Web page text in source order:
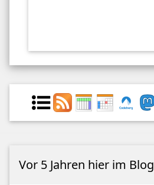
Vor 5 Jahren hier im Blog